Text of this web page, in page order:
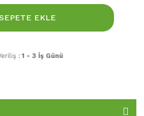
EKLE
: 1 - 3 İş Günü